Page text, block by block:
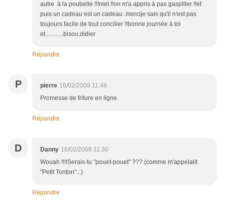
autre à la poubelle !!!niet !!on m'a appris à pas gaspiller !!et
puis un cadeau est un cadeau .mercije sais qu'il n'est pas
toujours facile de tout concilier !!bonne journée à toi
et............bisou,didier
Répondre
P pierre 16/02/2009 11:46
Promesse de friture en ligne.
Répondre
D Danny 16/02/2009 11:30
Wouah !!!!Serais-tu "pouet-pouet" ??? (comme m'appelalit
"Petit Tonton"...)
Répondre